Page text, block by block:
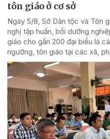
tôn giáo ở cơ sở
Ngày 5/8, Sở Dân tộc và Tôn
nghị tập huấn, bồi dưỡng
giáo cho gần 200 đại biểu là
ngưỡng, tôn giáo tại các xã,